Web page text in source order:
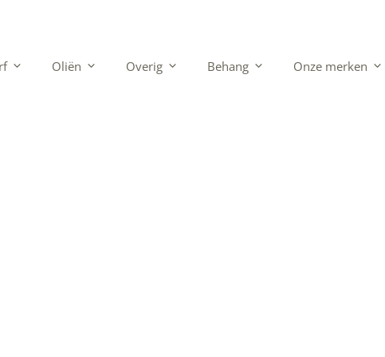
Oliën Overig Behang Onze merken